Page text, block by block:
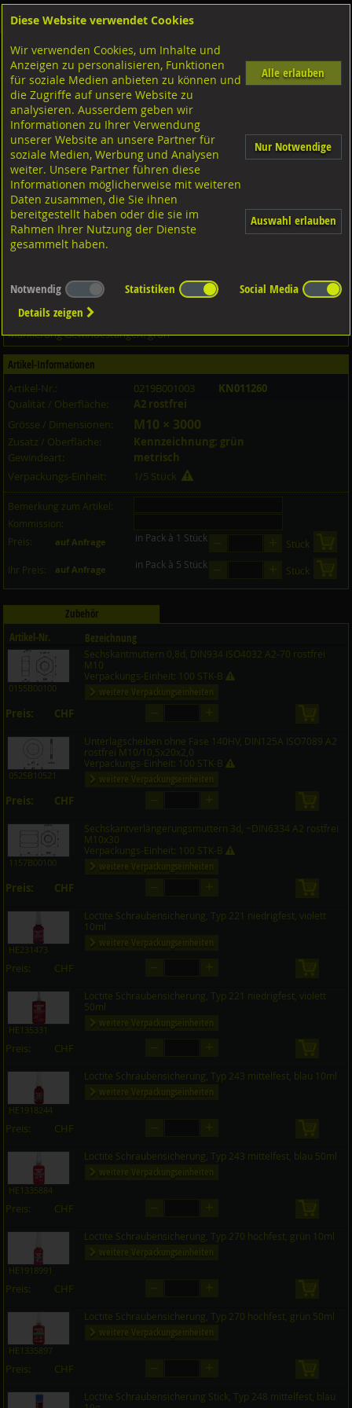
Shop Schrauben Gewindestangen-Stifte-Federnde Druckstücke
A2 rostfrei
Gewindestangen 3 Meter, DIN976-1 A2 rostfrei
M10x3000
Markierung Gewindestangen: grün
Artikel-Informationen
Artikel-Nr.:
0219B001003
KN011260
Qualität / Oberfläche:
A2 rostfrei
Grösse / Dimensionen:
M10 × 3000
Zusatz / Oberfläche:
Kennzeichnung: grün
Gewindeart:
metrisch
Verpackungs-Einheit:
1/5 Stück
Bemerkung zum Artikel:
Kommission:
Preis:
auf Anfrage in Pack à 1 Stück Stück
Ihr Preis: auf Anfrage in Pack à 5 Stück Stück
Zubehör
Artikel-Nr.
Bezeichnung
Preis CHF
Menge
0155B00100
Sechskantmuttern 0,8d, DIN934 ISO4032 A2-70 rostfrei
M10
Verpackungs-Einheit: 100 STK-B
weitere Verpackungseinheiten
Preis: CHF
0525B10521
Unterlagscheiben ohne Fase 140HV, DIN125A ISO7089 A2
rostfrei M10/10,5x20x2,0
Verpackungs-Einheit: 100 STK-B
weitere Verpackungseinheiten
Preis: CHF
1157B00100
Sechskantverlängerungsmuttern 3d, ~DIN6334 A2 rostfrei
M10x30
Verpackungs-Einheit: 100 STK-B
weitere Verpackungseinheiten
Preis: CHF
HE231473
Loctite Schraubensicherung, Typ 221 niedrigfest, violett
10ml
weitere Verpackungseinheiten
Preis: CHF
HE135331
Loctite Schraubensicherung, Typ 221 niedrigfest, violett
50ml
weitere Verpackungseinheiten
Preis: CHF
HE1918244
Loctite Schraubensicherung, Typ 243 mittelfest, blau 10ml
weitere Verpackungseinheiten
Preis: CHF
HE1335884
Loctite Schraubensicherung, Typ 243 mittelfest, blau 50ml
weitere Verpackungseinheiten
Preis: CHF
HE1918991
Loctite Schraubensicherung, Typ 270 hochfest, grün 10ml
weitere Verpackungseinheiten
Preis: CHF
HE1335897
Loctite Schraubensicherung, Typ 270 hochfest, grün 50ml
weitere Verpackungseinheiten
Preis: CHF
Loctite Schraubensicherung Stick, Typ 248 mittelfest, blau
Diese Website verwendet Cookies
Wir verwenden Cookies, um Inhalte und
Anzeigen zu personalisieren, Funktionen
für soziale Medien anbieten zu können und
die Zugriffe auf unsere Website zu
analysieren. Ausserdem geben wir
Informationen zu Ihrer Verwendung
unserer Website an unsere Partner für
soziale Medien, Werbung und Analysen
weiter. Unsere Partner führen diese
Informationen möglicherweise mit weiteren
Daten zusammen, die Sie ihnen
bereitgestellt haben oder die sie im
Rahmen Ihrer Nutzung der Dienste
gesammelt haben.
Alle erlauben
Nur Notwendige
Auswahl erlauben
Notwendig Statistiken
Social Media
Details zeigen